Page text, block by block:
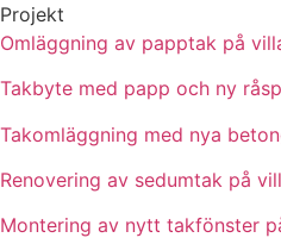
Projekt
Omläggning av papptak på
Takbyte med papp och ny
Takomläggning med nya
Renovering av sedumtak på
Montering av nytt takfönster